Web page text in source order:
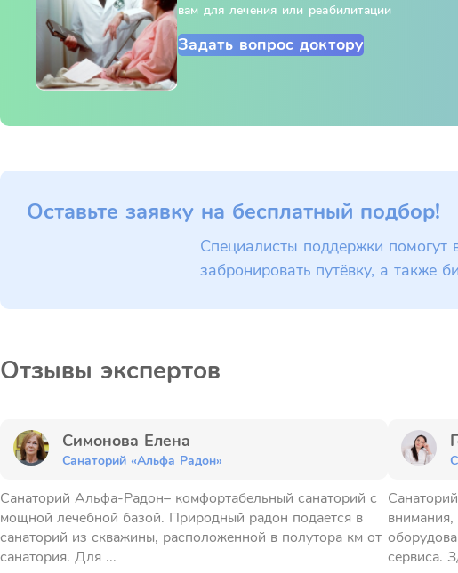
вам для лечения или реабилитации
Задать вопрос доктору
Оставьте заявку на бесплатный подбор!
Специалисты поддержки помогут
забронировать путёвку, а также
Отзывы экспертов
Симонова Елена
Санаторий «Альфа Радон»
Санаторий Альфа-Радон– комфортабельный санаторий с
мощной лечебной базой. Природный радон подается в
санаторий из скважины, расположенной в полутора км от
санатория. Для ...
сервиса.